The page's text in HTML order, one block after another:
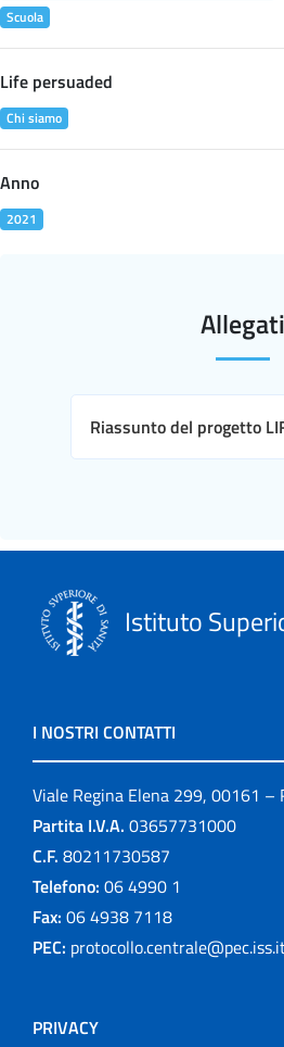
Scuola
Life persuaded
Chi siamo
Anno
2021
Allegati
Riassunto del progetto
Istituto
I NOSTRI CONTATTI
Viale Regina Elena 299, 00161 –
Partita I.V.A. 03657731000
C.F. 80211730587
Telefono: 06 4990 1
Fax: 06 4938 7118
PEC:
PRIVACY